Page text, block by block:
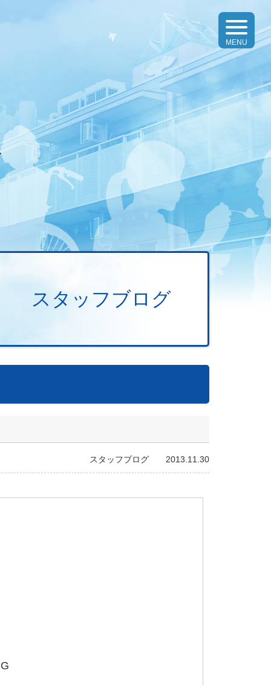
toggle
MENU
スタッフブログ
スタッフブログ 2013.11.30